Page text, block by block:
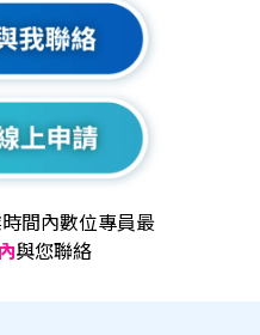
間內數位專員最
與您聯絡